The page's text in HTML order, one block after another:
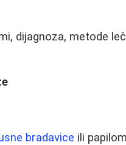
dijagnoza, metode
bradavice ili